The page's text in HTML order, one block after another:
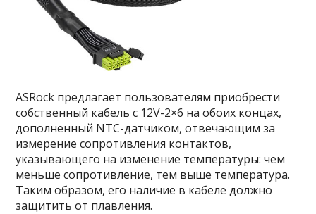
ASRock предлагает пользователям приобрести
собственный кабель с 12V-2×6 на обоих концах,
дополненный NTC-датчиком, отвечающим за
измерение сопротивления контактов,
указывающего на изменение температуры: чем
меньше сопротивление, тем выше температура.
Таким образом, его наличие в кабеле должно
защитить от плавления.